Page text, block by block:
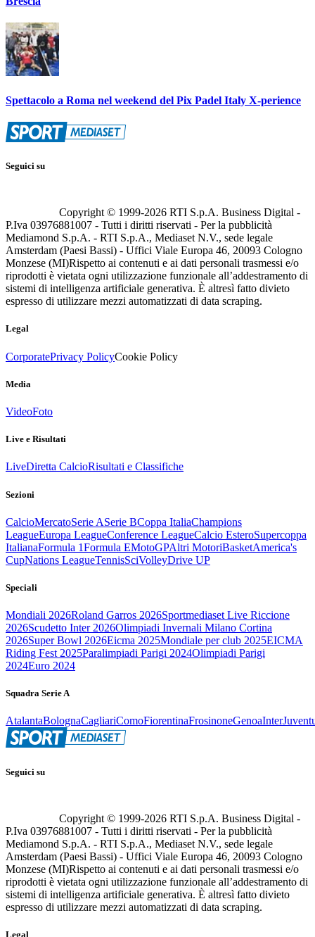
Spettacolo a Roma nel weekend del Pix Padel Italy X-perience
Seguici su
Copyright © 1999-2026 RTI S.p.A. Business Digital -
P.Iva 03976881007 - Tutti i diritti riservati - Per la pubblicità
Mediamond S.p.A. - RTI S.p.A., Mediaset N.V., sede legale
Amsterdam (Paesi Bassi) - Uffici Viale Europa 46, 20093 Cologno
Monzese (MI)Rispetto ai contenuti e ai dati personali trasmessi e/o
riprodotti è vietata ogni utilizzazione funzionale all’addestramento di
sistemi di intelligenza artificiale generativa. È altresì fatto divieto
espresso di utilizzare mezzi automatizzati di data scraping.
Legal
CorporatePrivacy PolicyCookie Policy
Media
VideoFoto
Live e Risultati
LiveDiretta CalcioRisultati e Classifiche
Sezioni
CalcioMercatoSerie ASerie BCoppa ItaliaChampions
LeagueEuropa LeagueConference LeagueCalcio EsteroSupercoppa
ItalianaFormula 1Formula EMotoGPAltri MotoriBasketAmerica's
CupNations LeagueTennisSciVolleyDrive UP
Speciali
Mondiali 2026Roland Garros 2026Sportmediaset Live Riccione
2026Scudetto Inter 2026Olimpiadi Invernali Milano Cortina
2026Super Bowl 2026Eicma 2025Mondiale per club 2025EICMA
Riding Fest 2025Paralimpiadi Parigi 2024Olimpiadi Parigi
2024Euro 2024
Squadra Serie A
AtalantaBolognaCagliariComoFiorentinaFrosinoneGenoaInter
Seguici su
Copyright © 1999-2026 RTI S.p.A. Business Digital -
P.Iva 03976881007 - Tutti i diritti riservati - Per la pubblicità
Mediamond S.p.A. - RTI S.p.A., Mediaset N.V., sede legale
Amsterdam (Paesi Bassi) - Uffici Viale Europa 46, 20093 Cologno
Monzese (MI)Rispetto ai contenuti e ai dati personali trasmessi e/o
riprodotti è vietata ogni utilizzazione funzionale all’addestramento di
sistemi di intelligenza artificiale generativa. È altresì fatto divieto
espresso di utilizzare mezzi automatizzati di data scraping.
Legal